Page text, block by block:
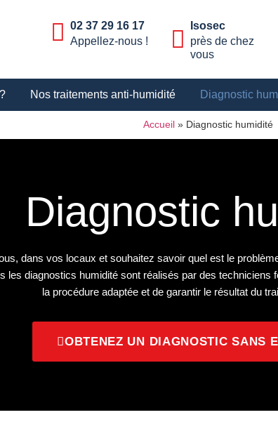
02 37 29 16 17
Appellez-nous !
Isosec
près de chez
vous
Nos traitements anti-humidité Diagnostic
Accueil » Diagnostic humidité
Diagnostic
dans vos locaux et souhaitez savoir quel est le
les diagnostics humidité sont réalisés par des
la procédure adaptée et de garantir le résultat du
OBTENEZ UN DIAGNOSTIC SANS